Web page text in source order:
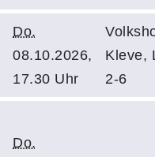
Do.
08.10.2026,
17.30 Uhr
Kleve,
2-6
Do.